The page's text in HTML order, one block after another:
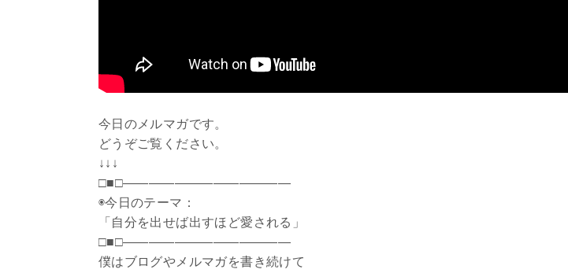
今日のメルマガです。
どうぞご覧ください。
↓↓↓
□■□―――――――――――――
◉今日のテーマ：
「自分を出せば出すほど愛される」
□■□—————————————
僕はブログやメルマガを書き続けて